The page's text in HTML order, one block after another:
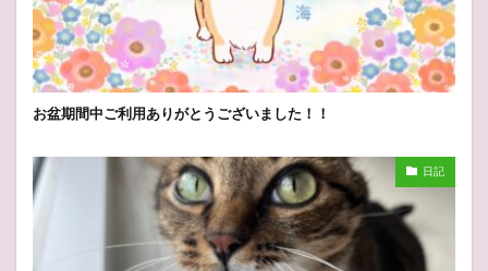
お盆期間中ご利用ありがとうございました！！
日記